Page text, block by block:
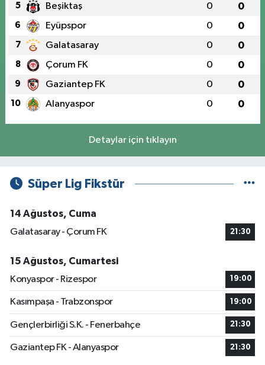
5 Beşiktaş 0 0
6 Eyüpspor 0 0
7 Galatasaray 0 0
8 Çorum FK 0 0
9 Gaziantep FK 0 0
10 Alanyaspor 0 0
Detaylar için tıklayın
Süper Lig Fikstür
14 Ağustos, Cuma
Galatasaray - Çorum FK
21:30
15 Ağustos, Cumartesi
Konyaspor - Rizespor
19:00
Kasımpaşa - Trabzonspor 19:00
Gençlerbirliği S.K. - Fenerbahçe 21:30
Gaziantep FK - Alanyaspor 21:30